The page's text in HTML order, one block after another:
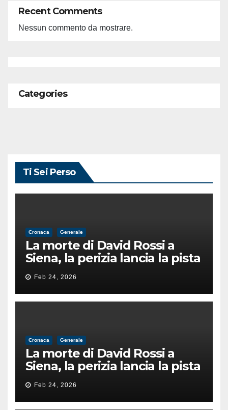
Recent Comments
Nessun commento da mostrare.
Categories
Ti Sei Perso
Cronaca Generale
La morte di David Rossi a
Siena, la perizia lancia la pista
di un’intimidazione finita
male
Feb 24, 2026
Cronaca Generale
La morte di David Rossi a
Siena, la perizia lancia la pista
di un’intimidazione finita
male
Feb 24, 2026